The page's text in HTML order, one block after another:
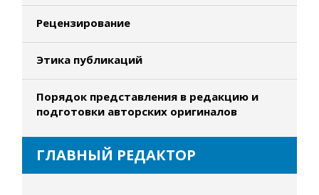
Рецензирование
Этика публикаций
Порядок представления в редакцию и
подготовки авторских оригиналов
ГЛАВНЫЙ РЕДАКТОР